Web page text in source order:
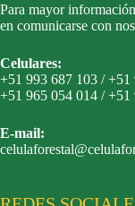
Para mayor
en comunicarse con
Celulares:
+51 993 687 103 / +51
+51 965 054 014 / +51
E-mail: